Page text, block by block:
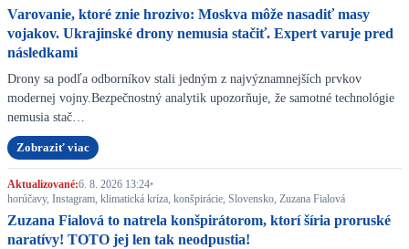
Varovanie, ktoré znie hrozivo: Moskva môže nasadiť masy
vojakov. Ukrajinské drony nemusia stačiť. Expert varuje pred
následkami
Drony sa podľa odborníkov stali jedným z najvýznamnejších prvkov
modernej vojny.Bezpečnostný analytik upozorňuje, že samotné technológie
nemusia stač…
Zobraziť viac
Aktualizované:6. 8. 2026 13:24•
horúčavy, Instagram, klimatická kríza, konšpirácie, Slovensko, Zuzana Fialová
Zuzana Fialová to natrela konšpirátorom, ktorí šíria proruské
naratívy! TOTO jej len tak neodpustia!